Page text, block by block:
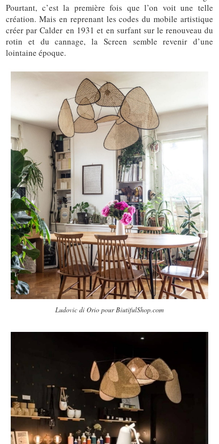
Pourtant, c’est la première fois que l’on voit une telle
création. Mais en reprenant les codes du mobile artistique
créer par Calder en 1931 et en surfant sur le renouveau du
rotin et du cannage, la Screen semble revenir d’une
lointaine époque.
Ludovic di Orio pour BiutifulShop.com